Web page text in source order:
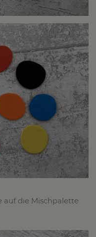
auf die Mischpalette